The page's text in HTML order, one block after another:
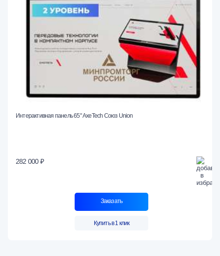
Интерактивная панель 65" AxeTech Союз Union
282 000 ₽
Заказать
Купить в 1 клик